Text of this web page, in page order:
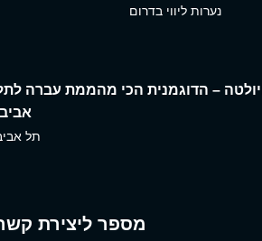
נערות ליווי בדרום
– הדוגמנית הכי מהממת עברה
תל
מספר ליצירת